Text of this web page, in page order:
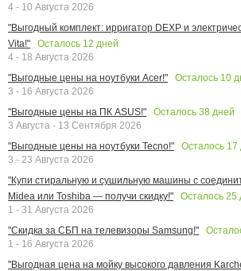
4 - 10 Августа 2026
"Выгодный комплект: ирригатор DEXP и
Vita!"
Осталось 12 дней
4 - 18 Августа 2026
"Выгодные цены на ноутбуки Acer!"
Осталось 10
3 - 16 Августа 2026
"Выгодные цены на ПК ASUS!"
Осталось 38 дней
3 Августа - 13 Сентября 2026
"Выгодные цены на ноутбуки Tecno!"
Осталось 17
3 - 23 Августа 2026
"Купи стиральную и сушильную машины с
Midea или Toshiba — получи скидку!"
Осталось 25
1 - 31 Августа 2026
"Скидка за СБП на телевизоры Samsung!"
1 - 16 Августа 2026
"Выгодная цена на мойку высокого давления